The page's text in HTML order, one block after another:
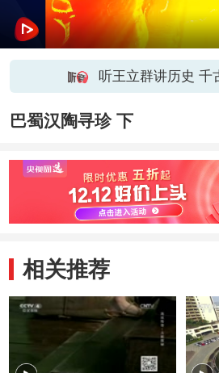
听王立群讲历史 千
巴蜀汉陶寻珍 下
相关推荐